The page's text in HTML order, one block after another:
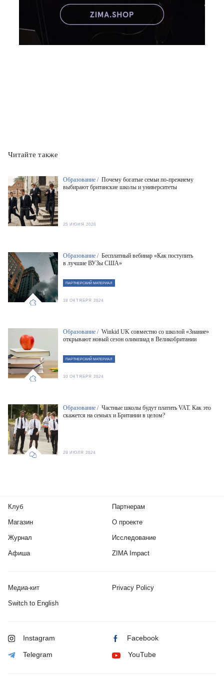
Читайте также
Образование / Почему богатые семьи по-прежнему
выбирают британские школы и университеты
25 ИЮНЯ 2026
Образование / Бесплатный вебинар «Как поступить
в лучшие ВУЗы США»
ПАРТНЕРСКИЙ МАТЕРИАЛ
18 ОКТЯБРЯ 2024
Образование / Winkid UK совместно со школой «Знание»
открывают новый сезон олимпиад в Великобритании
ПАРТНЕРСКИЙ МАТЕРИАЛ
10 ОКТЯБРЯ 2024
Образование / Частные школы будут платить VAT. Как это
скажется на семьях и Британии в целом?
29 ИЮЛЯ 2024
Клуб
Магазин
Журнал
Афиша
Партнерам
О проекте
Исследование
ZIMA Impact
Медиа-кит Privacy Policy
Switch to English
Instagram Facebook
Telegram YouTube